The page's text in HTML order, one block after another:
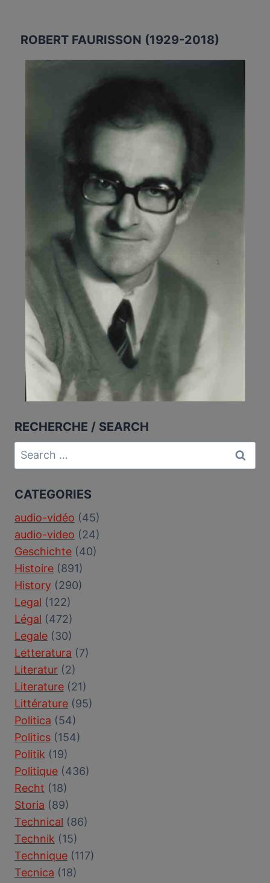
ROBERT FAURISSON (1929-2018)
RECHERCHE / SEARCH
Search
for:
CATEGORIES
audio-vidéo (45)
audio-video (24)
Geschichte (40)
Histoire (891)
History (290)
Legal (122)
Légal (472)
Legale (30)
Letteratura (7)
Literatur (2)
Literature (21)
Littérature (95)
Politica (54)
Politics (154)
Politik (19)
Politique (436)
Recht (18)
Storia (89)
Technical (86)
Technik (15)
Technique (117)
Tecnica (18)